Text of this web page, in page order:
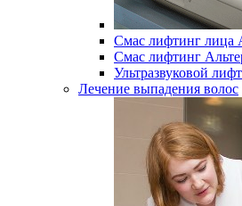
Смас лифтинг лица
Смас лифтинг
Ультразвуковой
Лечение выпадения волос